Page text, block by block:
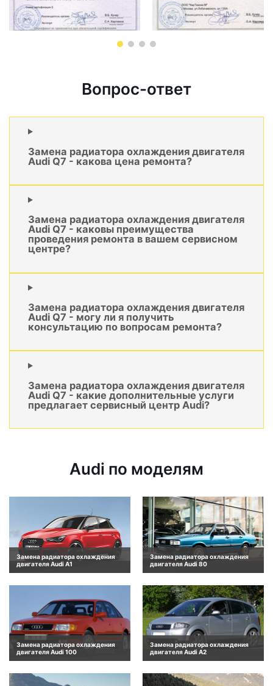
Вопрос-ответ
Замена радиатора охлаждения двигателя
Audi Q7 - какова цена ремонта?
Замена радиатора охлаждения двигателя
Audi Q7 - каковы преимущества
проведения ремонта в вашем сервисном
центре?
Замена радиатора охлаждения двигателя
Audi Q7 - могу ли я получить
консультацию по вопросам ремонта?
Замена радиатора охлаждения двигателя
Audi Q7 - какие дополнительные услуги
предлагает сервисный центр Audi?
Audi по моделям
Замена радиатора охлаждения
двигателя Audi A1
Замена радиатора охлаждения
двигателя Audi 80
Замена радиатора охлаждения
двигателя Audi 100
Замена радиатора охлаждения
двигателя Audi A2